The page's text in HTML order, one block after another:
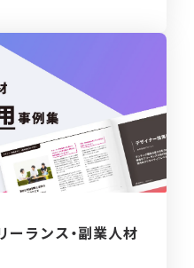
ーランス・副業人材